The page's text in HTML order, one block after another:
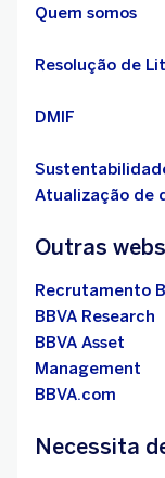
Quem somos
Resolução de
DMIF
Atualização de
Outras
Recrutamento
BBVA Research
BBVA Asset
Management
BBVA.com
Necessita